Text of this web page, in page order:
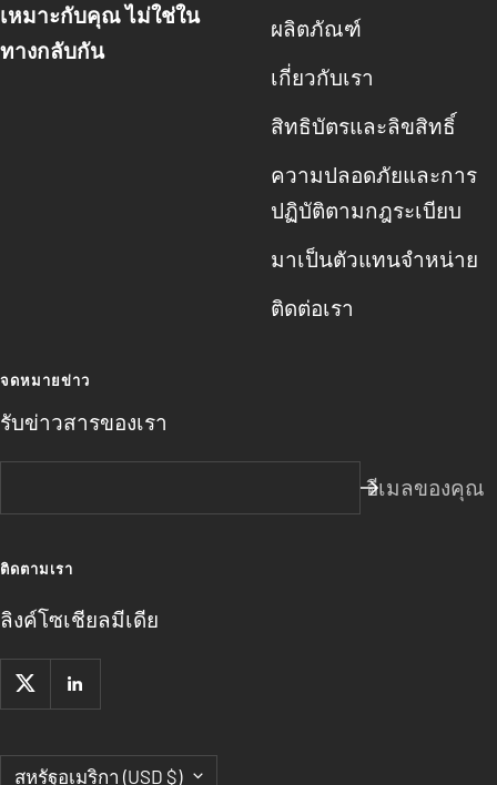
เหมาะกับคุณ ไม่ใช่ใน
ทางกลับกัน
ผลิตภัณฑ์
เกี่ยวกับเรา
สิทธิบัตรและลิขสิทธิ์
ความปลอดภัยและการ
ปฏิบัติตามกฎระเบียบ
มาเป็นตัวแทนจําหน่าย
ติดต่อเรา
จดหมายข่าว
รับข่าวสารของเรา
อีเมลของคุณ
ติดตามเรา
ลิงค์โซเชียลมีเดีย
ประเทศ/
สหรัฐอเมริกา (USD $)